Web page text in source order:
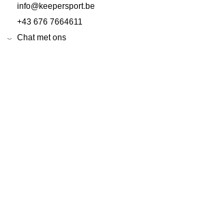
info@keepersport.be
+43 676 7664611
Chat met ons